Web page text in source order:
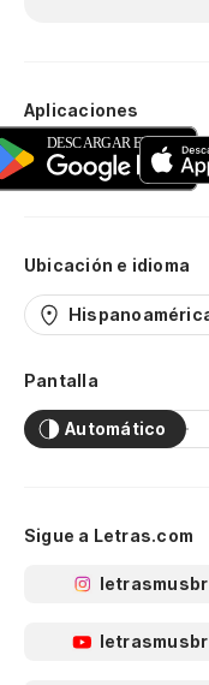
Aplicaciones
Ubicación e idioma
Pantalla
Automático
Sigue a Letras.com
letrasmusbr
letrasmusbr